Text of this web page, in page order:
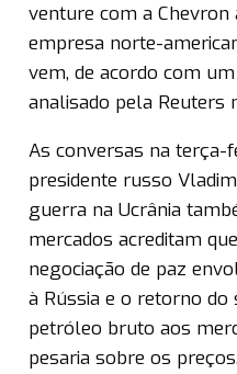
venture com a Chevron
empresa norte-
vem, de acordo com
analisado pela Reuters
As conversas na terça-
presidente russo
guerra na Ucrânia
mercados acreditam
negociação de paz
à Rússia e o retorno do
petróleo bruto aos
pesaria sobre os preços.